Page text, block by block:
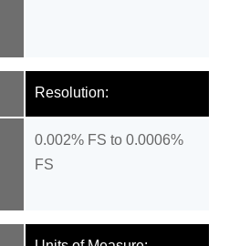
Resolution:
0.002% FS to 0.0006%
FS